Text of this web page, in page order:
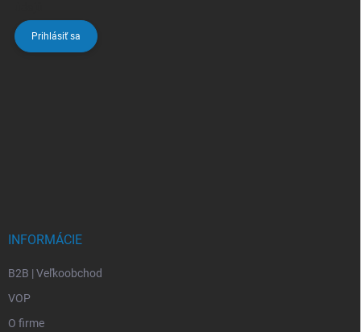
Prihlásiť sa
INFORMÁCIE
B2B | Veľkoobchod
VOP
O firme